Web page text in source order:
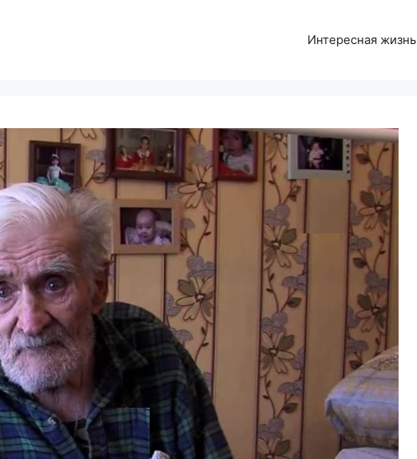
Интересная жизнь